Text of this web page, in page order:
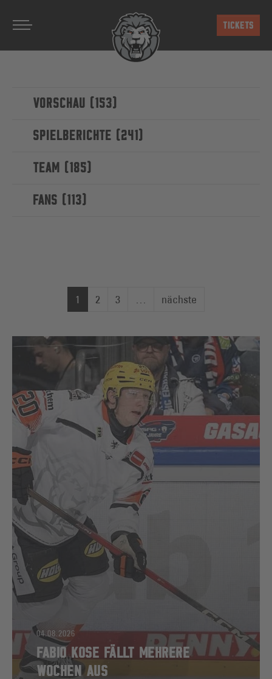
TICKETS
VORSCHAU (153)
SPIELBERICHTE (241)
TEAM (185)
FANS (113)
1 2 3 … nächste
04.08.2026
FABIO KOSE FÄLLT MEHRERE
WOCHEN AUS